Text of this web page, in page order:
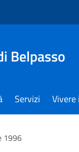
Belpasso
Servizi Vivere
1996